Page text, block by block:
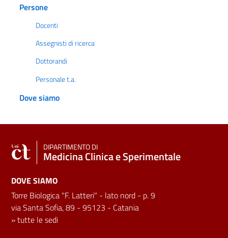
Persone
Docenti
Assegnisti di ricerca
Dottorandi
Personale t.a.
Dove siamo
DIPARTIMENTO DI
Medicina Clinica e Sperimentale
DOVE SIAMO
Torre Biologica "F. Latteri" - lato nord - p. 9
via Santa Sofia, 89 - 95123 - Catania
»tutte le sedi